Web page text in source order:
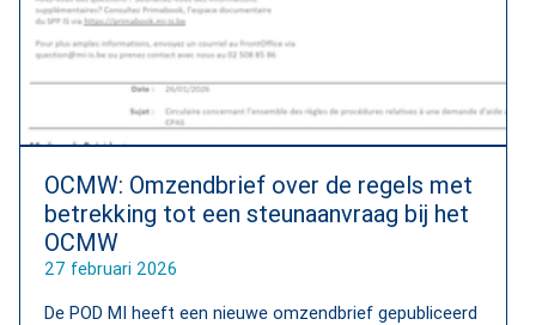
OCMW: Omzendbrief over de regels met
betrekking tot een steunaanvraag bij het
OCMW
27 februari 2026
De POD MI heeft een nieuwe omzendbrief gepubliceerd